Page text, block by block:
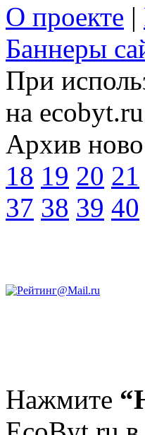
О проекте |
Баннеры
При
на
Архив
18 19 20 21
37 38 39 40
Нажмите